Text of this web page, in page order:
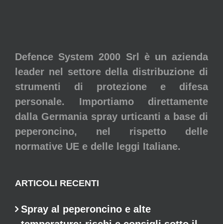
Defence System 2000 Srl è un azienda
leader nel settore della distribuzione di
strumenti di protezione e difesa
personale. Importiamo direttamente
dalla Germania spray urticanti a base di
peperoncino, nel rispetto delle
normative UE e delle leggi Italiane.
ARTICOLI RECENTI
Spray al peperoncino e alte